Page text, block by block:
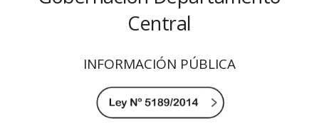
Central
INFORMACIÓN PÚBLICA